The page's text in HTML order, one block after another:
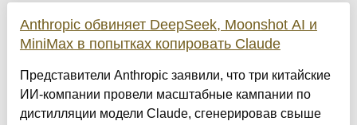
Anthropic обвиняет DeepSeek, Moonshot AI и
MiniMax в попытках копировать Claude
Представители Anthropic заявили, что три китайские
ИИ-компании провели масштабные кампании по
дистилляции модели Claude, сгенерировав свыше